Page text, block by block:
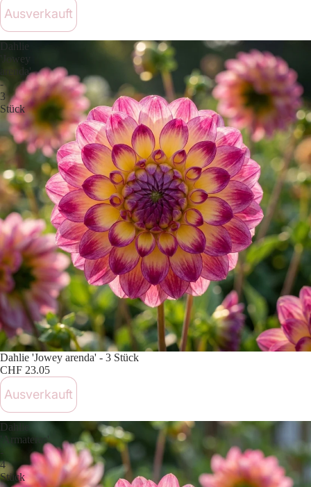
Ausverkauft
Dahlie
'Jowey
arenda'
-
3
Stück
Ausverkauft
Dahlie 'Jowey arenda' - 3 Stück
CHF 23.05
Ausverkauft
Dahlie
'Armateras'
-
4
Stück